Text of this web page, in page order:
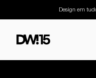
Design em